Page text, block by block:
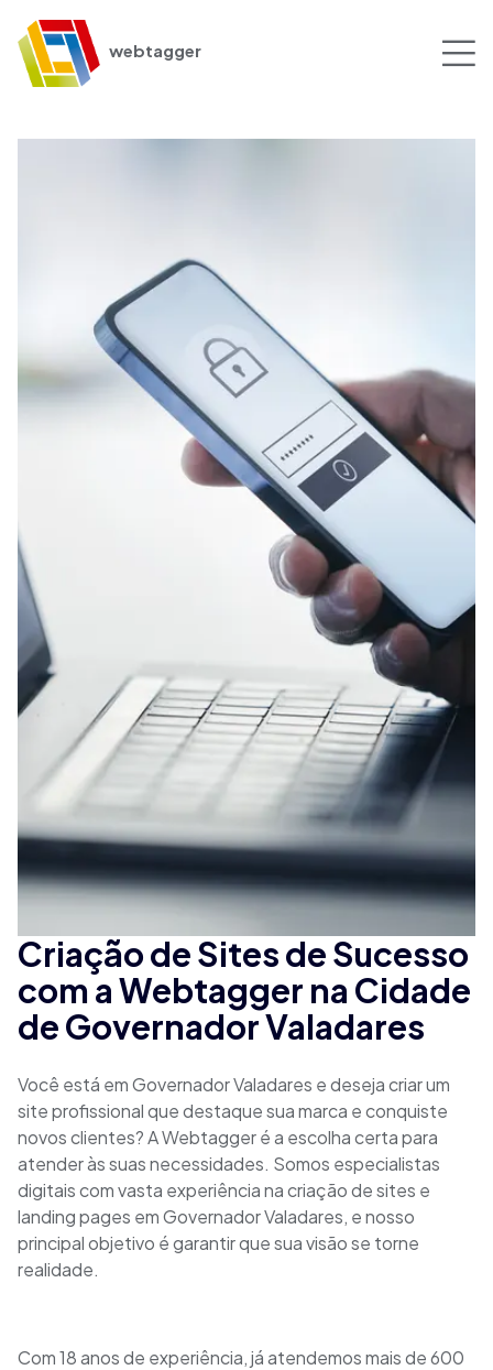
webtagger
Criação de Sites de Sucesso
com a Webtagger na Cidade
de Governador Valadares
Você está em Governador Valadares e deseja criar um
site profissional que destaque sua marca e conquiste
novos clientes? A Webtagger é a escolha certa para
atender às suas necessidades. Somos especialistas
digitais com vasta experiência na criação de sites e
landing pages em Governador Valadares, e nosso
principal objetivo é garantir que sua visão se torne
realidade.
Com 18 anos de experiência, já atendemos mais de 600